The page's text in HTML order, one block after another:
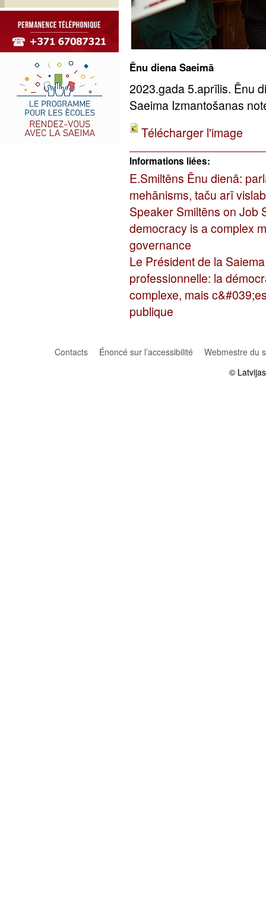
Ēnu diena Saeimā
2023.gada 5.aprīlis. Ēnu
Saeima Izmantošanas
Télécharger l'image
Informations liées:
E.Smiltēns Ēnu dienā:
mehānisms, taču arī
Speaker Smiltēns on Job
democracy is a complex
governance
Le Président de la
professionnelle: la
complexe, mais
publique
Contacts Énoncé sur l’accessibilité
Webmestre du
©